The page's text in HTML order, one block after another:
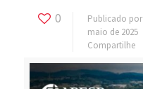
0 Publicado por
maio de 2025
Compartilhe